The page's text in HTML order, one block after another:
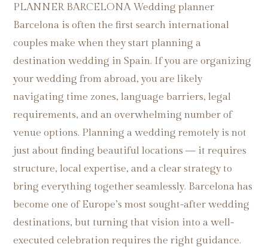
PLANNER BARCELONA Wedding planner
Barcelona is often the first search international
couples make when they start planning a
destination wedding in Spain. If you are organizing
your wedding from abroad, you are likely
navigating time zones, language barriers, legal
requirements, and an overwhelming number of
venue options. Planning a wedding remotely is not
just about finding beautiful locations — it requires
structure, local expertise, and a clear strategy to
bring everything together seamlessly. Barcelona has
become one of Europe’s most sought-after wedding
destinations, but turning that vision into a well-
executed celebration requires the right guidance.